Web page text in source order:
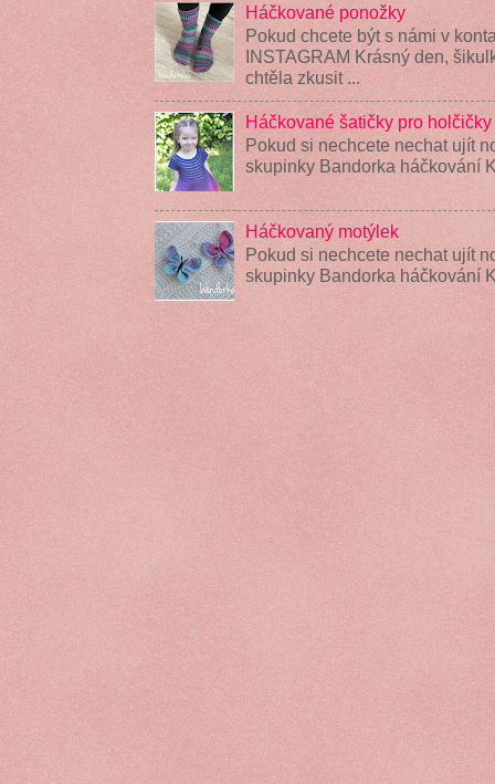
Háčkované ponožky
Pokud chcete být s námi v
INSTAGRAM Krásný den,
chtěla zkusit ...
Háčkované šatičky pro holčičky
Pokud si nechcete nechat ujít
skupinky Bandorka háčkování
Háčkovaný motýlek
Pokud si nechcete nechat ujít
skupinky Bandorka háčkování